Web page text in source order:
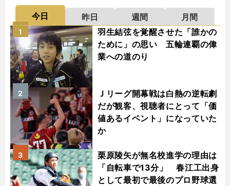
今日 昨日 週間
月間
羽生結弦を覚醒させた「誰かの
ために」の思い 五輪連覇の偉
業への道のり
1
Ｊリーグ開幕戦は白熱の逆転劇
だが観客、視聴者にとって「価
値あるイベント」になっていた
か
2
栗原陵矢が無名校進学の理由は
「自転車で13分」 春江工出身
として最初で最後のプロ野球選
3